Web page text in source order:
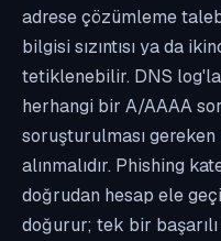
adrese çözümleme
bilgisi sızıntısı ya da
tetiklenebilir. DNS
herhangi bir A/AAAA
soruşturulması
alınmalıdır. Phishing
doğrudan hesap ele
doğurur; tek bir